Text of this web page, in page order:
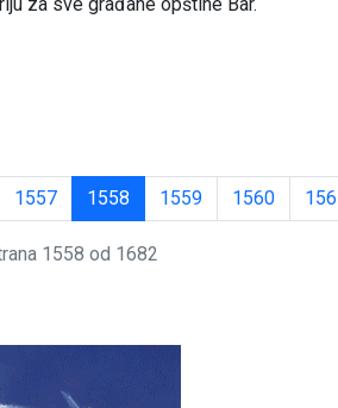
za sve građane opštine Bar.
1557 1558 1559 1560
1558 od 1682